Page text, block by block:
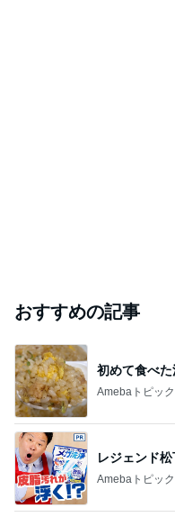
おすすめの記事
初めて食べ
Amebaトピッ
レジェンド
Amebaトピッ